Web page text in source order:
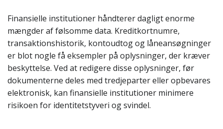
Finansielle institutioner håndterer dagligt enorme
mængder af følsomme data. Kreditkortnumre,
transaktionshistorik, kontoudtog og låneansøgninger
er blot nogle få eksempler på oplysninger, der kræver
beskyttelse. Ved at redigere disse oplysninger, før
dokumenterne deles med tredjeparter eller opbevares
elektronisk, kan finansielle institutioner minimere
risikoen for identitetstyveri og svindel.